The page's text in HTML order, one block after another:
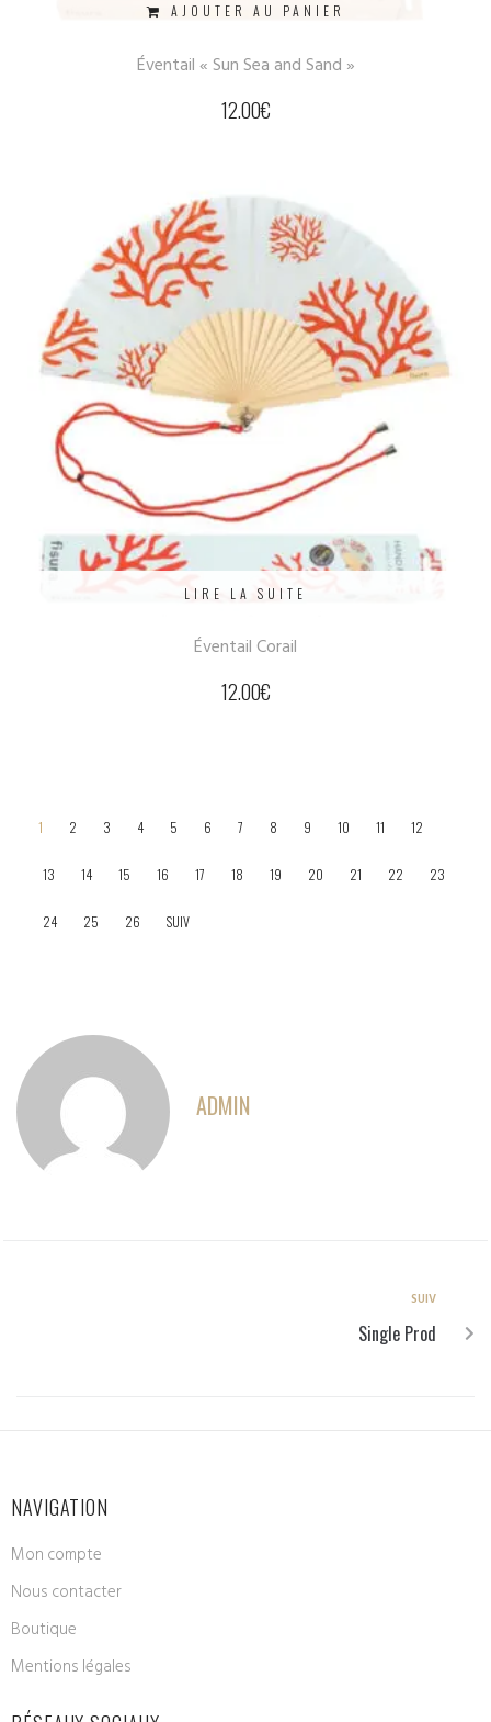
AJOUTER AU PANIER
Éventail « Sun Sea and Sand »
12.00€
LIRE LA SUITE
Éventail Corail
12.00€
1 2 3 4 5 6 7 8 9 10 11 12
13 14 15 16 17 18 19 20 21 22 23
24 25 26 SUIV
ADMIN
SUIV
Single Prod
NAVIGATION
Mon compte
Nous contacter
Boutique
Mentions légales